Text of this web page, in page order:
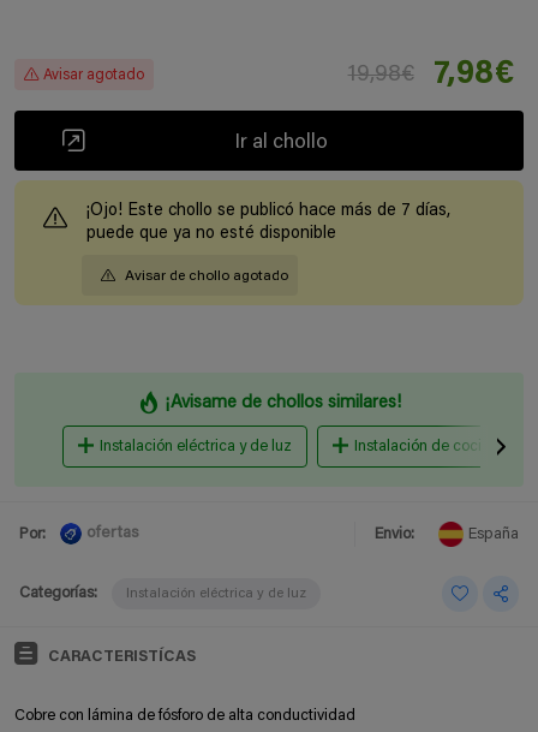
Avisar agotado 19,98€ 7,98€
Ir al chollo
¡Ojo! Este chollo se publicó hace más de 7 días,
puede que ya no esté disponible
Avisar de chollo agotado
¡Avisame de chollos similares!
Instalación eléctrica y de luz Instalación de cocina y
Por: ofertas Envio: España
Categorías: Instalación eléctrica y de luz
CARACTERISTÍCAS
Cobre con lámina de fósforo de alta conductividad